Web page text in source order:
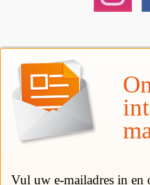
Vul uw e-mailadres in en